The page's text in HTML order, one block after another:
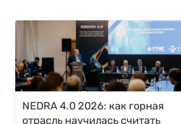
NEDRA 4.0 2026: как горная
отрасль научилась считать